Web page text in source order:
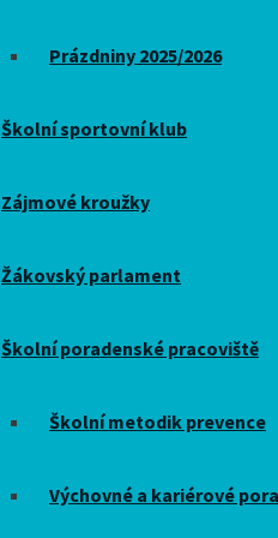
Prázdniny 2025/2026
Školní sportovní klub
Zájmové kroužky
Žákovský parlament
Školní poradenské pracoviště
Školní metodik prevence
Výchovné a kariérové